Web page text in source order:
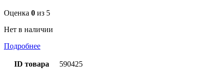
Оценка 0 из 5
Нет в наличии
Подробнее
ID товара 590425